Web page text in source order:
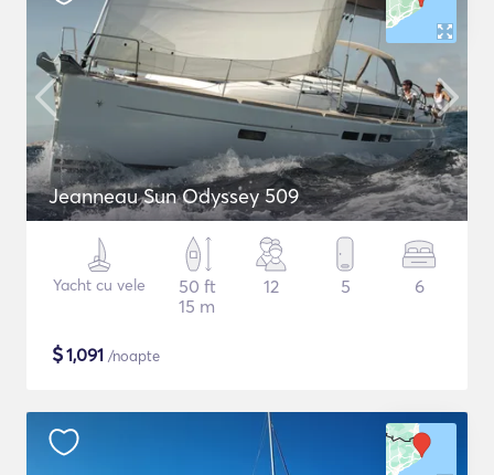
Jeanneau Sun Odyssey 509
Yacht cu vele
50 ft
15 m
12 5 6
$1,091 /noapte